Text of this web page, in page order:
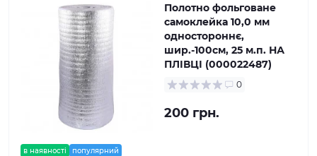
в наявності популярний
Полотно фольговане
самоклейка 10,0 мм
одностороннє,
шир.-100см, 25 м.п. НА
ПЛІВЦІ (000022487)
0
200 грн.